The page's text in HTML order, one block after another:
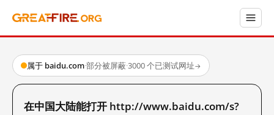
属于 baidu.com·部分被屏蔽·3000 个已测试网址→
在中国大陆能打开 http://www.baidu.com/s?